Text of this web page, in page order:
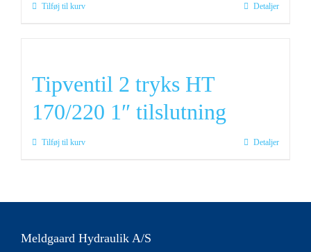
Tilføj til kurv Detaljer
Tipventil 2 tryks HT
170/220 1″ tilslutning
Tilføj til kurv Detaljer
Meldgaard Hydraulik A/S